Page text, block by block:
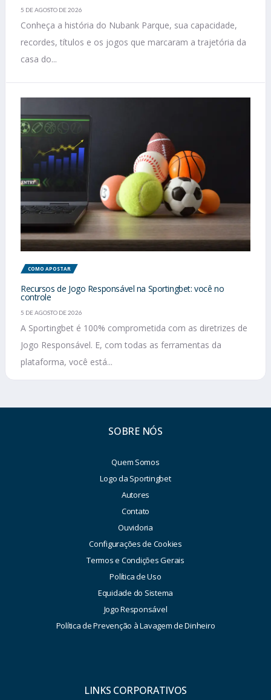
5 DE AGOSTO DE 2026
Conheça a história do Nubank Parque, sua capacidade,
recordes, títulos e os jogos que marcaram a trajetória da
casa do...
COMO APOSTAR
Recursos de Jogo Responsável na Sportingbet: você no
controle
5 DE AGOSTO DE 2026
A Sportingbet é 100% comprometida com as diretrizes de
Jogo Responsável. E, com todas as ferramentas da
plataforma, você está...
SOBRE NÓS
Quem Somos
Logo da Sportingbet
Autores
Contato
Ouvidoria
Configurações de Cookies
Termos e Condições Gerais
Política de Uso
Equidade do Sistema
Jogo Responsável
Política de Prevenção à Lavagem de Dinheiro
LINKS CORPORATIVOS